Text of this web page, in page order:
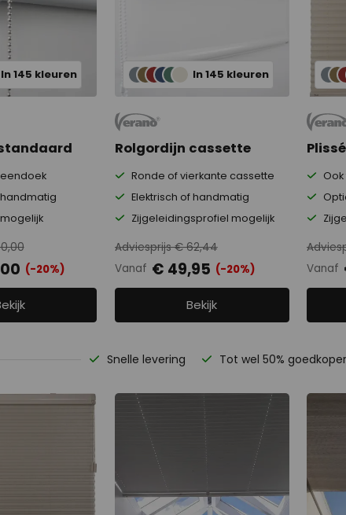
In 145 kleuren
(-20%)
In 145 kleuren
Rolgordijn cassette
Ronde of vierkante cassette
Elektrisch of handmatig
Zijgeleidingsprofiel mogelijk
Adviesprijs € 62,44
Vanaf € 49,95 (-20%)
Bekijk
Vanaf
Snelle levering Tot wel 50% goedkoper